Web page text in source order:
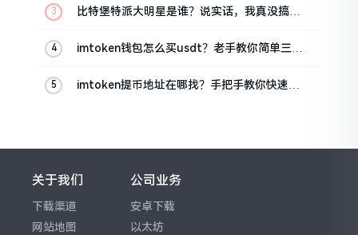
比特堡特派大明星是谁？说实话，我真没搞明
imtoken钱包怎么买usdt？老手教你简单三步
imtoken提币地址在哪找？手把手教你快速查
关于我们
下载渠道
网站地图
公司业务
安卓下载
以太坊